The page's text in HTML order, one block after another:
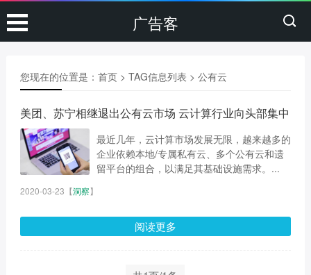
广告客
您现在的位置是： 首页> TAG信息列表 > 公有云
美团、苏宁相继退出公有云市场 云计算行业向头部集中
最近几年，云计算市场发展无限，越来越多的
企业依赖本地/专属私有云、多个公有云和遗
留平台的组合，以满足其基础设施需求。...
2020-03-23 【洞察】
阅读更多